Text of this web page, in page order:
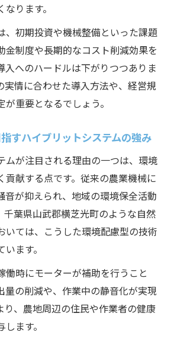
を両立する技術の現在地
トシステムの省エネ性能を徹底
削減に寄与する技術進化の実際
を支えるハイブリットシステム
れる最新ハイブリットシステム
効率化を両立する技術選定のコ
システムが農機に与える影響とは
体感できるハイブリットシステ
耐久性向上に寄与する理由
ットシステムが農機性能を引き出
ります。
、初期投資や機械整備といった課題
金制度や長期的なコスト削減効果を
入へのハードルは下がりつつありま
実情に合わせた導入方法や、経営規
重要となるでしょう。
すハイブリットシステムの強み
ムが注目される理由の一つは、環境
貢献する点です。従来の農業機械に
音が抑えられ、地域の環境保全活動
千葉県山武郡横芝光町のような自然
いては、こうした環境配慮型の技術
ます。
働時にモーターが補助を行うこと
量の削減や、作業中の静音化が実現
り、農地周辺の住民や作業者の健康
ます。